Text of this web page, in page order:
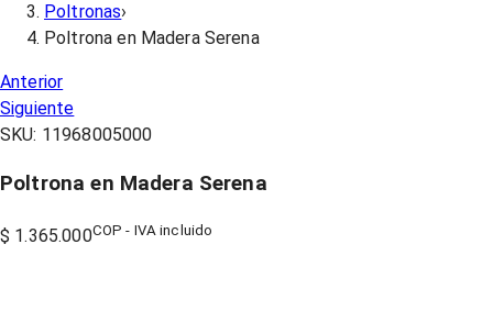
Poltronas›
Poltrona en Madera Serena
Anterior
Siguiente
SKU: 11968005000
Poltrona en Madera Serena
$ 1.365.000COP - IVA incluido